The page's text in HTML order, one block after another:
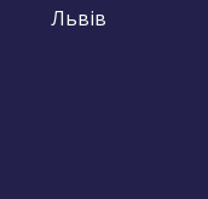
Львів